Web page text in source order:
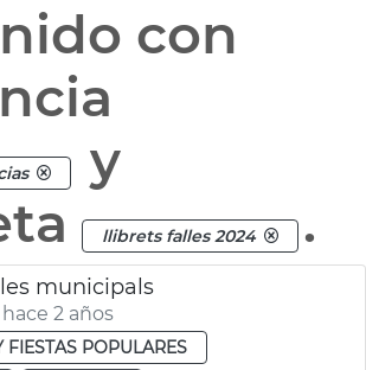
con
y
llibrets falles 2024 .
municipals
2 años
FIESTAS POPULARES